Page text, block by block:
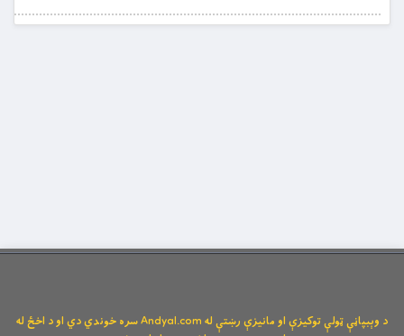
د وېبپاڼې ټولې توکیزې او مانیزې رښتې له Andyal.com سره خوندي دي او د اخځ له